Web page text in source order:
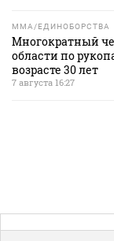
MMA/ЕДИНОБОРСТВА
Многократный
области по
возрасте 30 лет
7 августа 16:27